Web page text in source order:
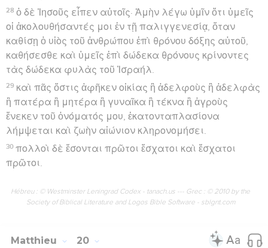
28 ὁ δὲ Ἰησοῦς εἶπεν αὐτοῖς· Ἀμὴν λέγω ὑμῖν ὅτι ὑμεῖς
οἱ ἀκολουθήσαντές μοι ἐν τῇ παλιγγενεσίᾳ, ὅταν
καθίσῃ ὁ υἱὸς τοῦ ἀνθρώπου ἐπὶ θρόνου δόξης αὐτοῦ,
καθήσεσθε καὶ ὑμεῖς ἐπὶ δώδεκα θρόνους κρίνοντες
τὰς δώδεκα φυλὰς τοῦ Ἰσραήλ.
29 καὶ πᾶς ὅστις ἀφῆκεν οἰκίας ἢ ἀδελφοὺς ἢ ἀδελφὰς
ἢ πατέρα ἢ μητέρα ἢ γυναῖκα ἢ τέκνα ἢ ἀγροὺς
ἕνεκεν τοῦ ὀνόματός μου, ἑκατονταπλασίονα
λήμψεται καὶ ζωὴν αἰώνιον κληρονομήσει.
30 πολλοὶ δὲ ἔσονται πρῶτοι ἔσχατοι καὶ ἔσχατοι
πρῶτοι.
Hébreu : © Westminster Leningrad Codex - tanach.us --- Grec : © 2010 by the
Society of Biblical Literature and Logos Bible Software - sblgnt.com
Matthieu 20